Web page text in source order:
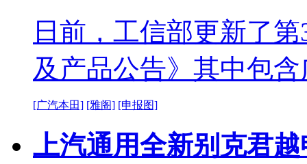
日前，工信部更新了
及产品公告》其中包
[广汽本田] [雅阁] [申报图]
上汽通用全新别克君